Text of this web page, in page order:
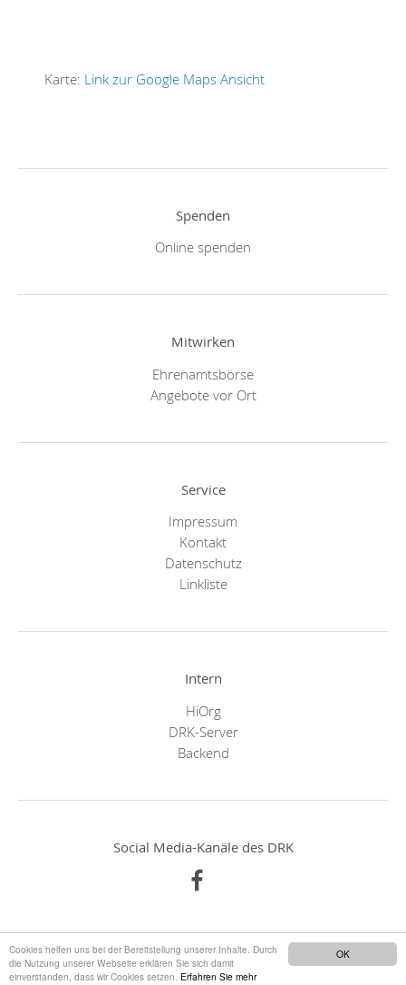
OK
Cookies helfen uns bei der Bereitstellung unserer Inhalte. Durch
die Nutzung unserer Webseite erklären Sie sich damit
einverstanden, dass wir Cookies setzen. Erfahren Sie mehr
Karte: Link zur Google Maps Ansicht
Spenden
Online spenden
Mitwirken
Ehrenamtsbörse
Angebote vor Ort
Service
Impressum
Kontakt
Datenschutz
Linkliste
Intern
HiOrg
DRK-Server
Backend
Social Media-Kanäle des DRK